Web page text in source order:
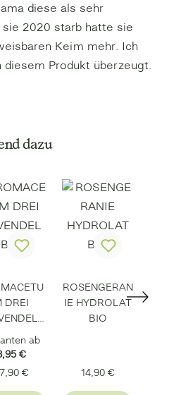
diese als sehr
sie 2020 starb hatte sie
Keim mehr. Ich
diesem Produkt überzeugt.
dazu
DREI
BIO
ab
€
Preis:
€
ROSENGERAN
IE HYDROLAT
BIO
Regulärer
14,90 €